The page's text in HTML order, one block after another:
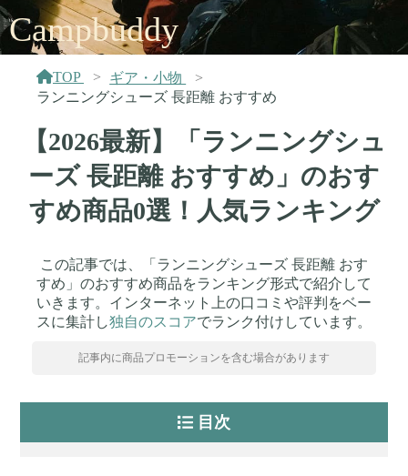
Campbuddy
TOP
ギア・小物
ランニングシューズ 長距離 おすすめ
【2026最新】「ランニングシュ
ーズ 長距離 おすすめ」のおす
すめ商品0選！人気ランキング
この記事では、「ランニングシューズ 長距離 おす
すめ」のおすすめ商品をランキング形式で紹介して
いきます。インターネット上の口コミや評判をベー
スに集計し独自のスコアでランク付けしています。
記事内に商品プロモーションを含む場合があります
目次